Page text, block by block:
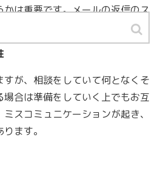
かは重要です。メールの返信のス
。
が、相談をしていて何となくそ
場合は準備をしていく上でもお互
スコミュニケーションが起き、
ます。